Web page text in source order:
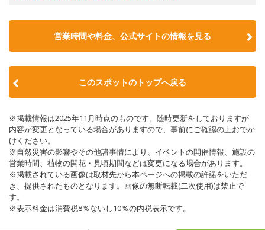
営業時間や料金、公式サイトの情報を見る
このスポットのトップへ戻る
※掲載情報は2025年11月時点のものです。随時更新をしておりますが
内容が変更となっている場合がありますので、事前にご確認の上おでか
けください。
※自然災害の影響やその他諸事情により、イベントの開催情報、施設の
営業時間、植物の開花・見頃期間などは変更になる場合があります。
※掲載されている画像は取材先から本ページへの掲載の許諾をいただ
き、提供されたものとなります。画像の無断転載(二次使用)は禁止で
す。
※表示料金は消費税8％ないし10％の内税表示です。